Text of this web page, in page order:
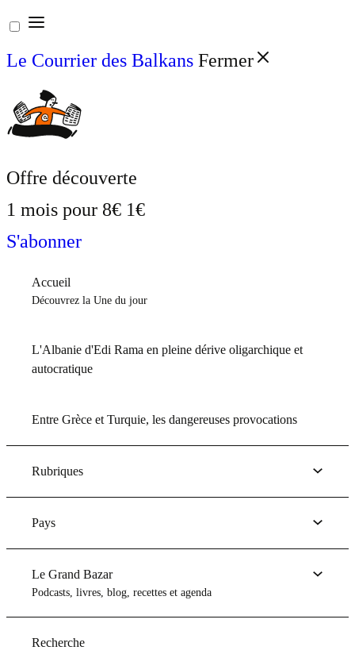
Aller
au
contenu
Le Courrier des Balkans Fermer
Offre découverte
1 mois pour 8€ 1€
S'abonner
Accueil
Découvrez la Une du jour
L'Albanie d'Edi Rama en pleine dérive oligarchique et
autocratique
Entre Grèce et Turquie, les dangereuses provocations
Rubriques
Pays
Le Grand Bazar
Podcasts, livres, blog, recettes et agenda
Recherche